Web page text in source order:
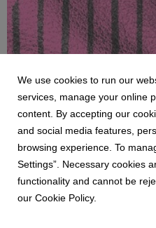
NEWS
La Joaqui regresa a
puro RKT y flow en la
7 August 2026
13 DE AGOSTO – LUNARIO
We use cookies to run our
services, manage your online
content. By accepting our
and social media features,
browsing experience. To
Settings”. Necessary cookies
functionality and cannot be
our Cookie Policy.